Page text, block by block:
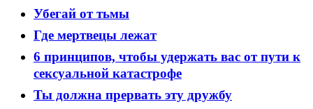
Убегай от тьмы
Где мертвецы лежат
6 принципов, чтобы удержать вас от пути к
сексуальной катастрофе
Ты должна прервать эту дружбу